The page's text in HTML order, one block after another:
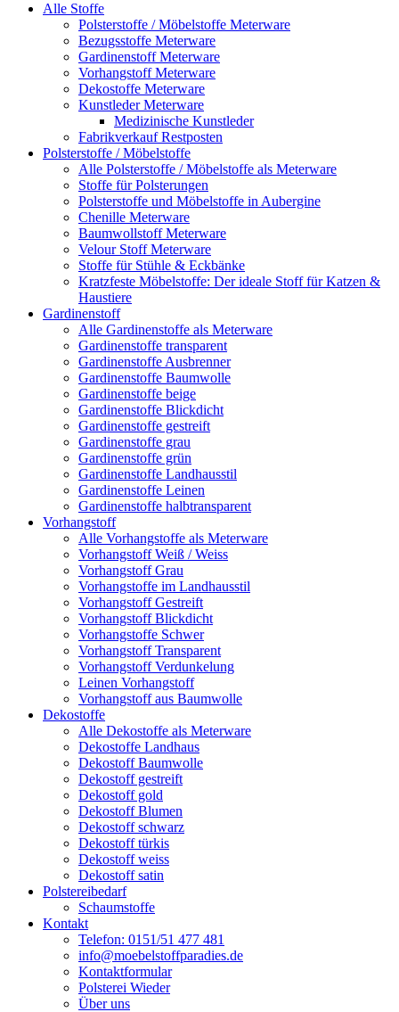
Alle Stoffe
Polsterstoffe / Möbelstoffe Meterware
Bezugsstoffe Meterware
Gardinenstoff Meterware
Vorhangstoff Meterware
Dekostoffe Meterware
Kunstleder Meterware
Medizinische Kunstleder
Fabrikverkauf Restposten
Polsterstoffe / Möbelstoffe
Alle Polsterstoffe / Möbelstoffe als Meterware
Stoffe für Polsterungen
Polsterstoffe und Möbelstoffe in Aubergine
Chenille Meterware
Baumwollstoff Meterware
Velour Stoff Meterware
Stoffe für Stühle & Eckbänke
Kratzfeste Möbelstoffe: Der ideale Stoff für Katzen &
Haustiere
Gardinenstoff
Alle Gardinenstoffe als Meterware
Gardinenstoffe transparent
Gardinenstoffe Ausbrenner
Gardinenstoffe Baumwolle
Gardinenstoffe beige
Gardinenstoffe Blickdicht
Gardinenstoffe gestreift
Gardinenstoffe grau
Gardinenstoffe grün
Gardinenstoffe Landhausstil
Gardinenstoffe Leinen
Gardinenstoffe halbtransparent
Vorhangstoff
Alle Vorhangstoffe als Meterware
Vorhangstoff Weiß / Weiss
Vorhangstoff Grau
Vorhangstoffe im Landhausstil
Vorhangstoff Gestreift
Vorhangstoff Blickdicht
Vorhangstoffe Schwer
Vorhangstoff Transparent
Vorhangstoff Verdunkelung
Leinen Vorhangstoff
Vorhangstoff aus Baumwolle
Dekostoffe
Alle Dekostoffe als Meterware
Dekostoffe Landhaus
Dekostoff Baumwolle
Dekostoff gestreift
Dekostoff gold
Dekostoff Blumen
Dekostoff schwarz
Dekostoff türkis
Dekostoff weiss
Dekostoff satin
Polstereibedarf
Schaumstoffe
Kontakt
Telefon: 0151/51 477 481
info@moebelstoffparadies.de
Kontaktformular
Polsterei Wieder
Über uns